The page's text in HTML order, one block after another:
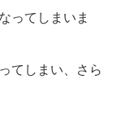
ってしまいま
てしまい、さら